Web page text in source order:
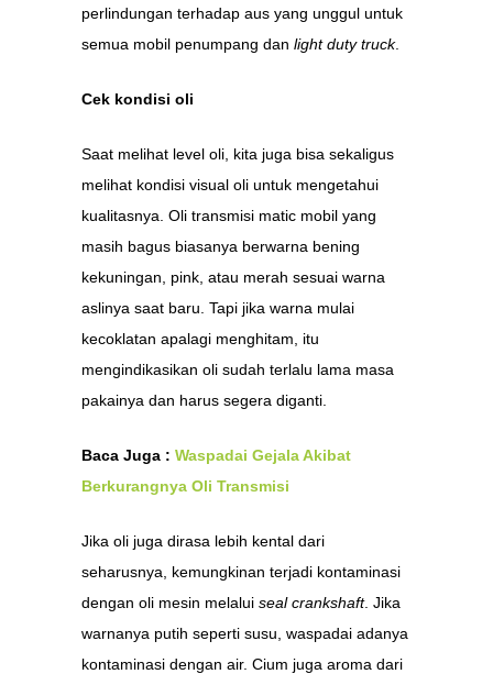
perlindungan terhadap aus yang unggul untuk
semua mobil penumpang dan light duty truck.
Cek kondisi oli
Saat melihat level oli, kita juga bisa sekaligus
melihat kondisi visual oli untuk mengetahui
kualitasnya. Oli transmisi matic mobil yang
masih bagus biasanya berwarna bening
kekuningan, pink, atau merah sesuai warna
aslinya saat baru. Tapi jika warna mulai
kecoklatan apalagi menghitam, itu
mengindikasikan oli sudah terlalu lama masa
pakainya dan harus segera diganti.
Baca Juga : Waspadai Gejala Akibat
Berkurangnya Oli Transmisi
Jika oli juga dirasa lebih kental dari
seharusnya, kemungkinan terjadi kontaminasi
dengan oli mesin melalui seal crankshaft. Jika
warnanya putih seperti susu, waspadai adanya
kontaminasi dengan air. Cium juga aroma dari